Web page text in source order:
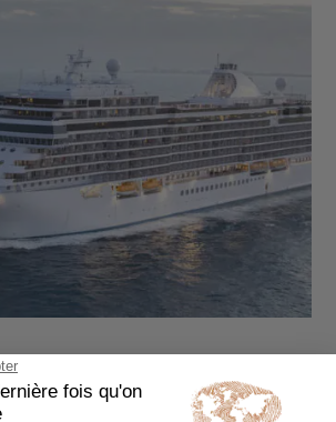
ultra-luxe à bord du Seven